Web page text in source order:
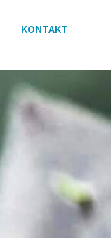
KONTAKT